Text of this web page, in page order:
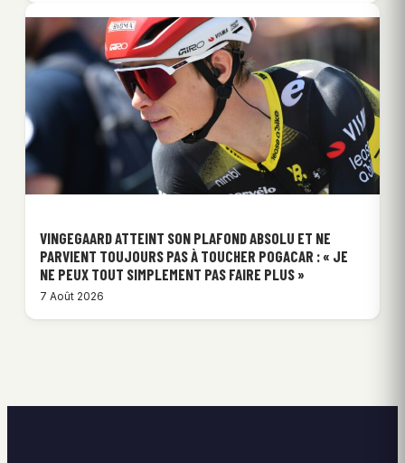
VINGEGAARD ATTEINT SON PLAFOND ABSOLU ET NE
PARVIENT TOUJOURS PAS À TOUCHER POGACAR : « JE
NE PEUX TOUT SIMPLEMENT PAS FAIRE PLUS »
7 Août 2026